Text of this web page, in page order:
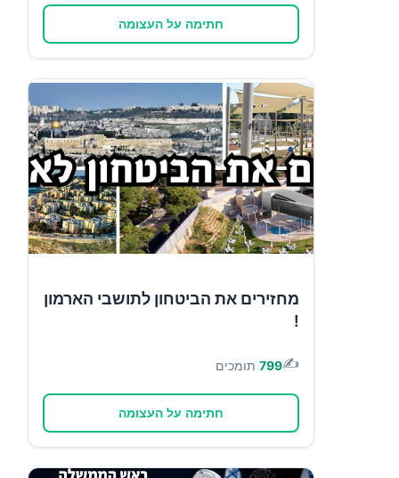
חתימה על העצומה
מחזירים את הביטחון לתושבי הארמון
!
✍️
799 תומכים
חתימה על העצומה